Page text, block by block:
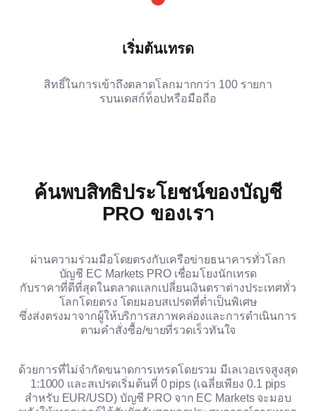
เริ่มต้นเทรด
สิทธิ์ในการเข้าถึงตลาดโลกมากกว่า 100 รายกา
รบนเดสก์ท็อปหรือมือถือ
ค้นพบสิทธิประโยชน์ของบัญชี
PRO ของเรา
ผ่านความร่วมมือโดยตรงกับเครือข่ายธนาคารทั่วโลก
บัญชี EC Markets PRO เชื่อมโยงนักเทรด
กับราคาที่ดีที่สุดในตลาดแลกเปลี่ยนเงินตราต่างประเทศทั่ว
โลกโดยตรง โดยมอบสเปรดที่ต่ำเป็นพิเศษ
ซึ่งส่งตรงมาจากผู้ให้บริการสภาพคล่องและการดำเนินการ
ตามคำสั่งซื้อ/ขายที่รวดเร็วทันใจ
ด้วยการที่ไม่จำกัดขนาดการเทรดโดยรวม มีเลเวอเรจสูงสุด
1:1000 และสเปรดเริ่มต้นที่ 0 pips (เฉลี่ยเพียง 0.1 pips
สำหรับ EUR/USD) บัญชี PRO จาก EC Markets จะมอบ